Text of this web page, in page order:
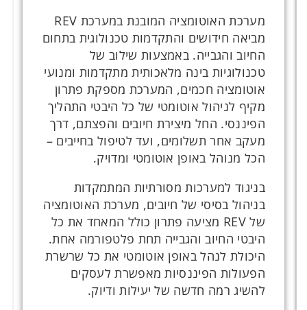
מערכת האוטומציה המובנת במערכת REV
מביאה חידושים והתקדמות טכנולוגית בתחום
החיוב והגבייה. באמצעות שילוב של
טכנולוגיות בינה מלאכותית מתקדמות ומנועי
אוטומציה חכמים, המערכת מספקת פתרון
מקיף לניהול אוטומטי של כל היבטי התהליך
הפיננסי. החל מיצירת חיובים והפצתם, דרך
מעקב אחר תשלומים, ועד לטיפול בחייבים –
הכל מנוהל באופן אוטומטי ומדויק.
בניגוד למערכות מסורתיות המתמקדות
בניהול בסיסי של חיובים, מערכת האוטומציה
של REV מציעה פתרון כולל המאחד את כל
היבטי החיוב והגבייה תחת פלטפורמה אחת.
היכולת לנהל באופן אוטומטי את כל שרשרת
הפעולות הפיננסיות מאפשרת לעסקים
להשיג רמה חדשה של יעילות ודיוק.